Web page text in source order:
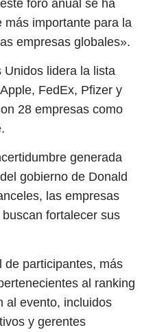
foro anual se ha
importante para la
empresas globales».
Unidos lidera la lista
FedEx, Pfizer y
28 empresas como
generada
gobierno de Donald
las empresas
fortalecer sus
de participantes, más
al ranking
al evento, incluidos
y gerentes